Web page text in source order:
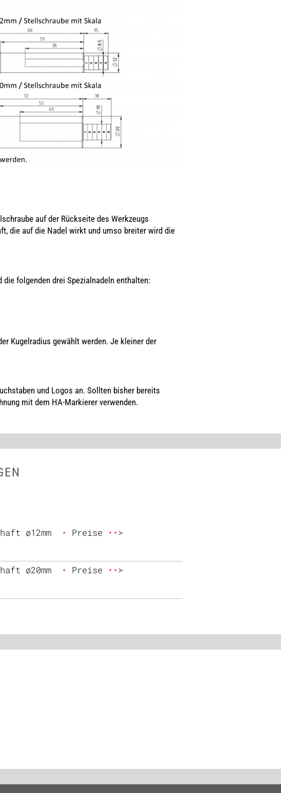
auf der Rückseite des Werkzeugs
die auf die Nadel wirkt und umso breiter wird die
folgenden drei Spezialnadeln enthalten:
Kugelradius gewählt werden. Je kleiner der
und Logos an. Sollten bisher bereits
mit dem HA-Markierer verwenden.
ø12mm • Preise • •>
ø20mm • Preise • •>